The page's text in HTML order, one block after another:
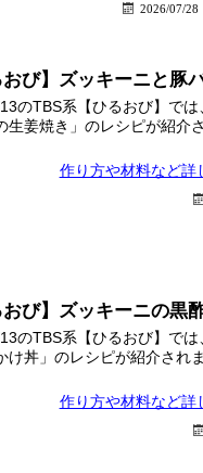
2026/07/28
おび】ズッキーニと豚
のTBS系【ひるおび】で
生姜焼き」のレシピが紹介
作り方や材料など詳
おび】ズッキーニの黒
のTBS系【ひるおび】で
け丼」のレシピが紹介されま
作り方や材料など詳